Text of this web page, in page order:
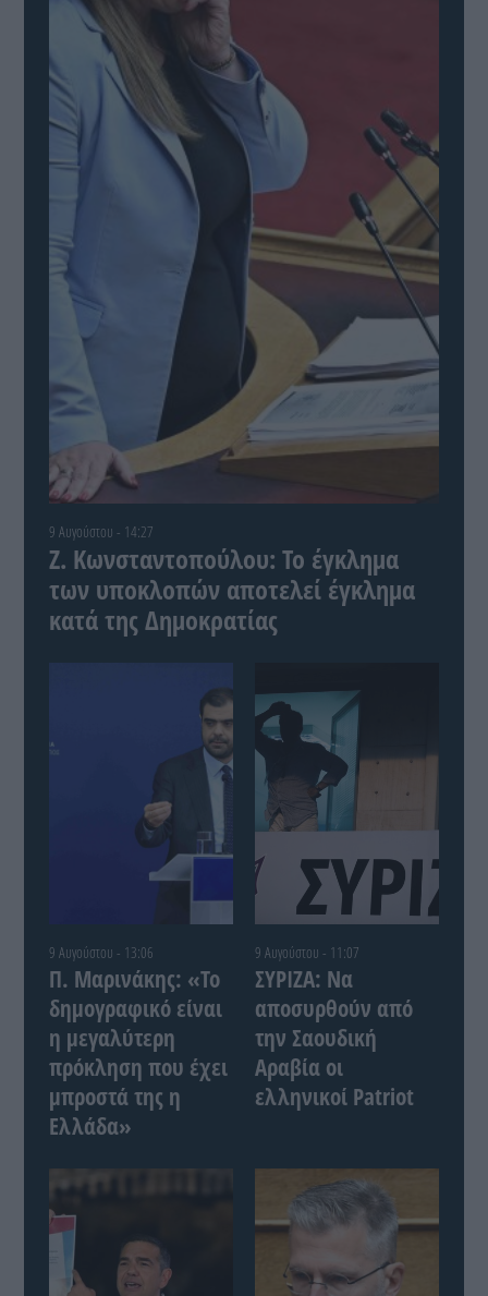
9 Αυγούστου - 14:27
Ζ. Κωνσταντοπούλου: Το έγκλημα
των υποκλοπών αποτελεί έγκλημα
κατά της Δημοκρατίας
9 Αυγούστου - 13:06
Π. Μαρινάκης: «Το
δημογραφικό είναι
η μεγαλύτερη
πρόκληση που έχει
μπροστά της η
Ελλάδα»
9 Αυγούστου - 11:07
ΣΥΡΙΖΑ: Να
αποσυρθούν από
την Σαουδική
Αραβία οι
ελληνικοί Patriot